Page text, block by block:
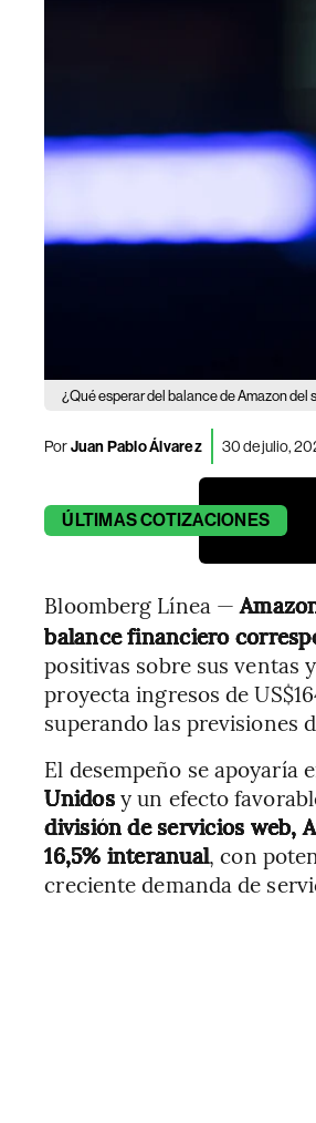
¿Qué esperar del balance de Amazon
PorJuan Pablo Álvarez 30 de julio,
ÚLTIMASCOTIZACIONES
Bloomberg Línea —
balance financiero
positivas sobre sus ventas
proyecta ingresos de
superando las previsiones
El desempeño se apoyaría
Unidosy un efecto
división de servicios web,
16,5% interanual, con
creciente demanda de